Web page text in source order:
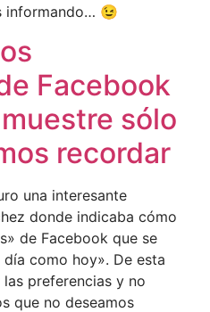
informando… 😉
Facebook
sólo
recordar
una interesante
donde indicaba cómo
de Facebook que se
como hoy». De esta
preferencias y no
que no deseamos